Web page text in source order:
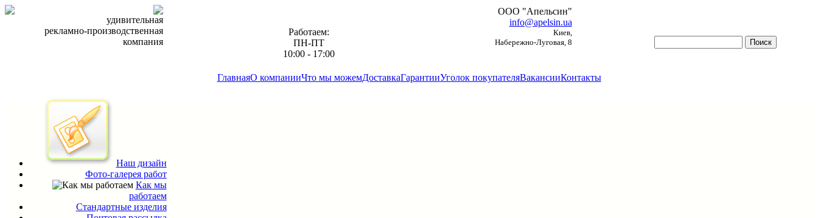
удивительная
рекламно-производственная
компания
Работаем:
ПН-ПТ
10:00 - 17:00
ООО "Апельсин"
info@apelsin.ua
Киев,
Набережно-Луговая, 8
ГлавнаяО компанииЧто мы можемДоставкаГарантииУголок покупателяВакансииКонтакты
Наш дизайн
Фото-галерея работ
Как мы
работаем
Стандартные изделия